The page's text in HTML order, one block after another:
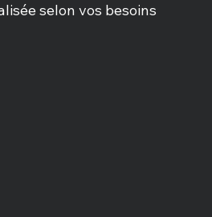
selon vos besoins